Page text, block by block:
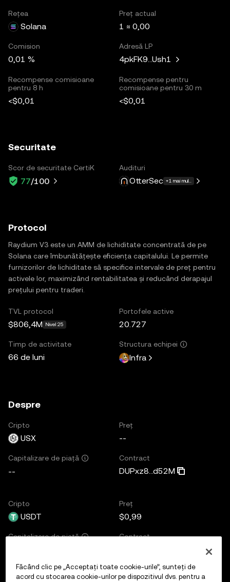
Rețea
Solana
Preț actual
1 ≈ 0,00
Comision
0,01 %
Adresă LP
4pkFK9...Ush1
Recompense comisioane
pentru 8 h
<$0,01
Recompense pentru
comisioane pentru 30 m
<$0,01
Securitate
Scor de securitate CertiK
77/100
Audituri
OtterSec +1 mai multe
Protocol
Raydium V3 este un AMM de lichiditate concentrată de pe
Solana care îmbunătățește eficiența capitalului. Le permite
furnizorilor de lichiditate să specifice intervale de preț pentru
activele lor, maximizând rentabilitatea și reducând derapajul
prețului pentru traderi.
TVL protocol
$806,4M Nivel 25
Portofele active
20.727
Timp de activitate
66 de luni
Structura echipei
Infra
Despre
Cripto
USX
Preț
--
Capitalizare de piață
--
Contract
DUPxz8...d52M
Cripto
USDT
Preț
$0,99
Capitalizare de piață Contract
Făcând clic pe „Acceptați toate cookie-urile”, sunteți de
acord cu stocarea cookie-urilor pe dispozitivul dvs. pentru a